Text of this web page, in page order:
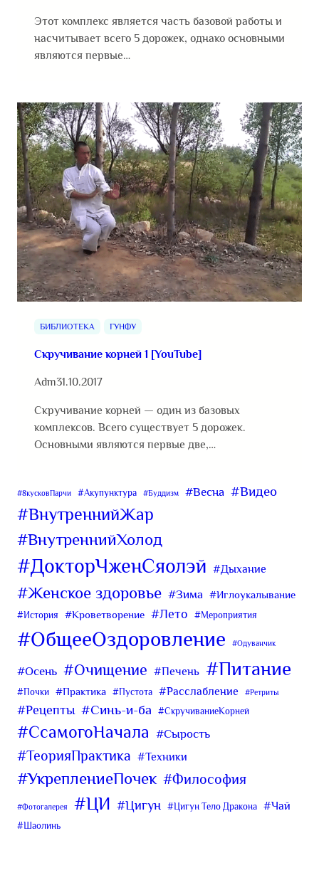
Этот комплекс является часть базовой работы и
насчитывает всего 5 дорожек, однако основными
являются первые…
БИБЛИОТЕКА ГУНФУ
Скручивание корней 1 [YouTube]
Adm31.10.2017
Скручивание корней — один из базовых
комплексов. Всего существует 5 дорожек.
Основными являются первые две,…
#8кусковПарчи #Акупунктура #Буддизм #Весна #Видео
#ВнутреннийЖар
#ВнутреннийХолод
#ДокторЧженСяолэй #Дыхание
#Женское здоровье #Зима #Иглоукалывание
#История #Кроветворение #Лето #Мероприятия
#ОбщееОздоровление #Одуванчик
#Осень #Очищение #Печень #Питание
#Почки #Практика #Пустота #Расслабление #Ретриты
#Рецепты #Синь-и-ба #СкручиваниеКорней
#СсамогоНачала #Сырость
#ТеорияПрактика #Техники
#УкреплениеПочек #Философия
#Фотогалерея #ЦИ #Цигун #Цигун Тело Дракона #Чай
#Шаолинь